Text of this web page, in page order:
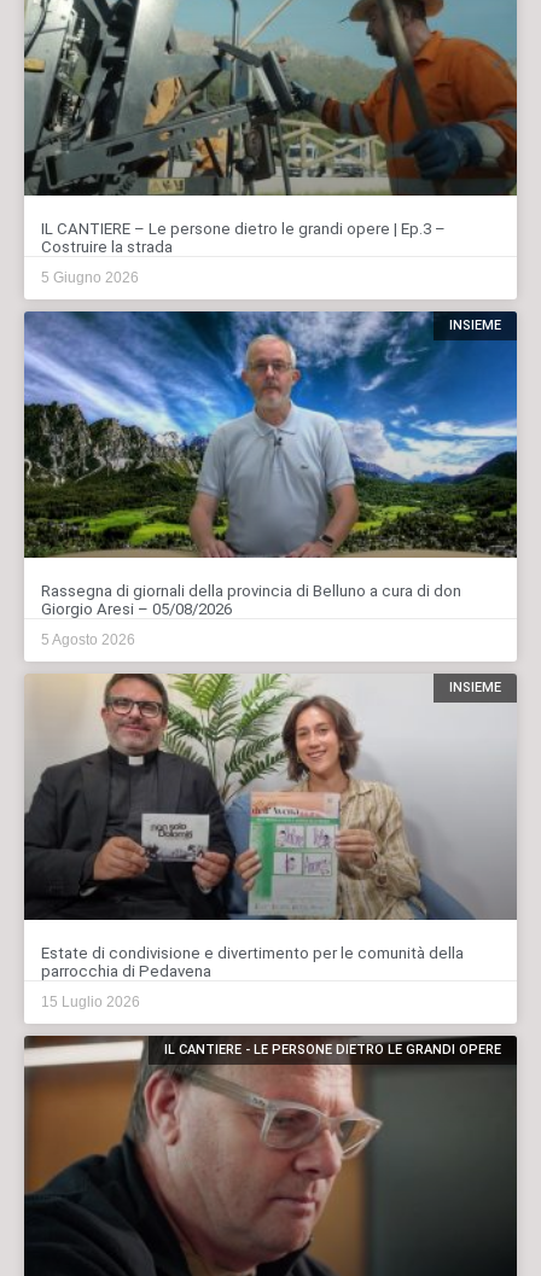
IL CANTIERE – Le persone dietro le grandi opere | Ep.3 –
Costruire la strada
5 Giugno 2026
INSIEME
Rassegna di giornali della provincia di Belluno a cura di don
Giorgio Aresi – 05/08/2026
5 Agosto 2026
INSIEME
Estate di condivisione e divertimento per le comunità della
parrocchia di Pedavena
15 Luglio 2026
IL CANTIERE - LE PERSONE DIETRO LE GRANDI OPERE